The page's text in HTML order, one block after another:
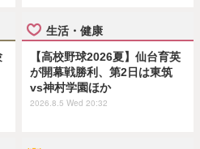
生活・健康
【高校野球2026夏】仙台育英
が開幕戦勝利、第2日は東筑
vs神村学園ほか
2026.8.5 Wed 20:32